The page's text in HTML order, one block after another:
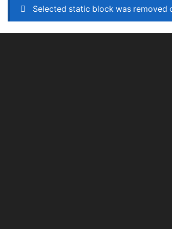
Selected static block was removed